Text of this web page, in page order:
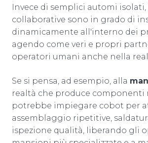
Invece di semplici automi
collaborative sono in grado di
dinamicamente all'interno dei
agendo come veri e propri
operatori umani anche nella
Se si pensa, ad esempio, alla
realtà che produce componenti
potrebbe impiegare cobot per
assemblaggio ripetitive,
ispezione qualità, liberando gli